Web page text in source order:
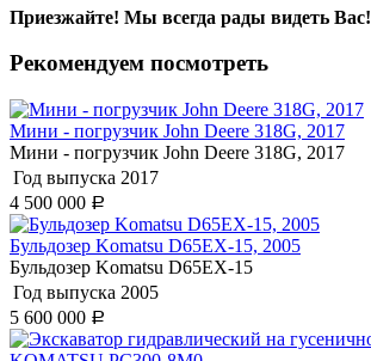
Приезжайте! Мы всегда рады видеть Вас!
Рекомендуем посмотреть
Мини - погрузчик John Deere 318G, 2017
Мини - погрузчик John Deere 318G, 2017
Год выпуска 2017
4 500 000 Р
Бульдозер Komatsu D65EX-15, 2005
Бульдозер Komatsu D65EX-15
Год выпуска 2005
5 600 000 Р